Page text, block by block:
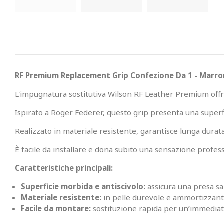
RF Premium Replacement Grip Confezione Da 1 -
L'impugnatura sostitutiva Wilson RF Leather Premium
Ispirato a Roger Federer, questo grip presenta una
Realizzato in materiale resistente, garantisce lunga
È facile da installare e dona subito una sensazione
Caratteristiche principali:
Superficie morbida e antiscivolo: assicura una presa
Materiale resistente: in pelle durevole e
Facile da montare: sostituzione rapida per